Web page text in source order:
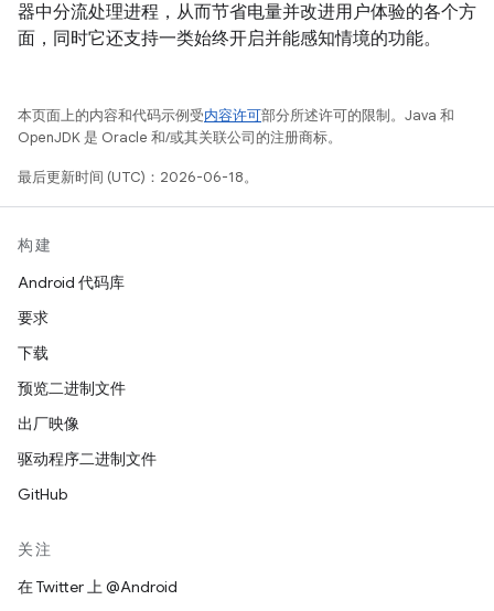
器中分流处理进程，从而节省电量并改进用户体验的各个方
面，同时它还支持一类始终开启并能感知情境的功能。
本页面上的内容和代码示例受内容许可部分所述许可的限制。Java 和
OpenJDK 是 Oracle 和/或其关联公司的注册商标。
最后更新时间 (UTC)：2026-06-18。
构建
Android 代码库
要求
下载
预览二进制文件
出厂映像
驱动程序二进制文件
GitHub
关注
在 Twitter 上 @Android